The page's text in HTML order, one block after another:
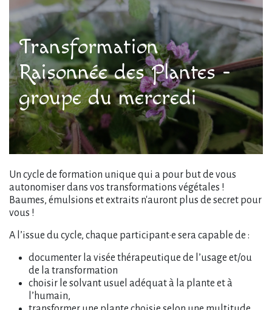
Transformation
Raisonnée des Plantes -
groupe du mercredi
Un cycle de formation unique qui a pour but de vous
autonomiser dans vos transformations végétales !
Baumes, émulsions et extraits n'auront plus de secret pour
vous !
A l’issue du cycle, chaque participant·e sera capable de :
documenter la visée thérapeutique de l’usage et/ou
de la transformation
choisir le solvant usuel adéquat à la plante et à
l’humain,